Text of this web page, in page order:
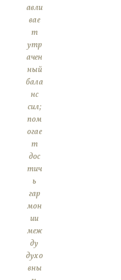
авли
вае
т
утр
ачен
ный
бала
нс
сил;
пом
огае
т
дос
тич
ь
гар
мон
ии
меж
ду
духо
вны